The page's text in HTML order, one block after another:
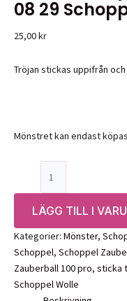
08 29
25,00kr
Tröjan stickas uppifrån
Mönstret kan endast
raglanärm,
08
29
Schoppel
mängd
LÄGG TILL I
Kategorier: Mönster,
Schoppel, Schoppel
Zauberball 100 pro, sticka
Schoppel Wolle